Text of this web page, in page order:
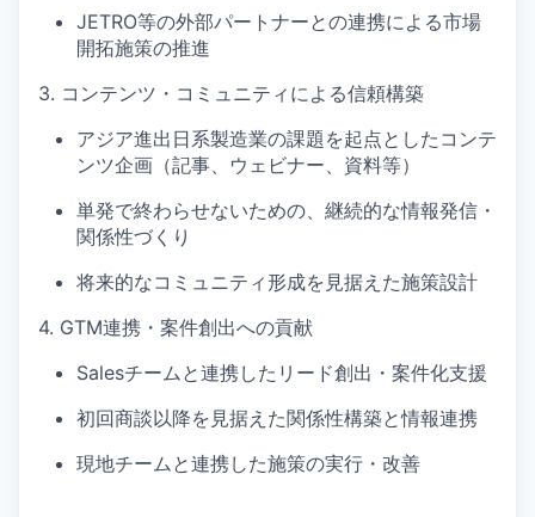
JETRO等の外部パートナーとの連携による市場
開拓施策の推進
3. コンテンツ・コミュニティによる信頼構築
アジア進出日系製造業の課題を起点としたコンテ
ンツ企画（記事、ウェビナー、資料等）
単発で終わらせないための、継続的な情報発信・
関係性づくり
将来的なコミュニティ形成を見据えた施策設計
4. GTM連携・案件創出への貢献
Salesチームと連携したリード創出・案件化支援
初回商談以降を見据えた関係性構築と情報連携
現地チームと連携した施策の実行・改善